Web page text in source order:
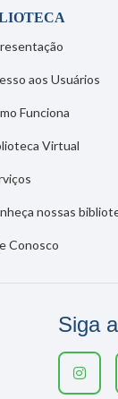
aos Usuários
Funciona
Virtual
nossas
Conosco
Siga